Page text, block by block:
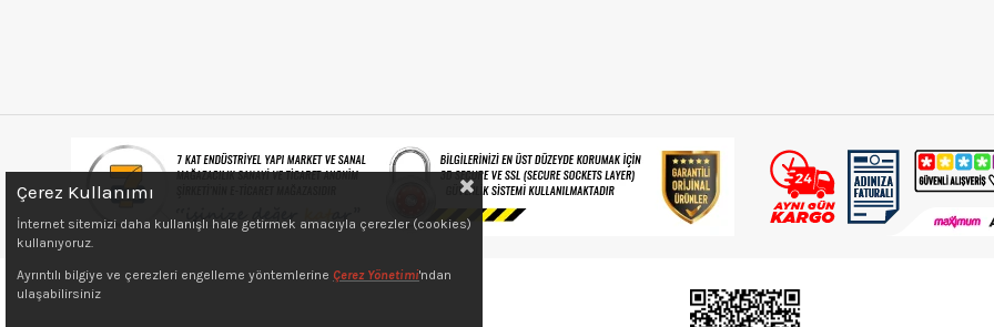
Çerez Kullanımı
İnternet sitemizi daha kullanışlı hale getirmek amacıyla çerezler (cookies)
kullanıyoruz.
Ayrıntılı bilgiye ve çerezleri engelleme yöntemlerine Çerez Yönetimi'ndan
ulaşabilirsiniz